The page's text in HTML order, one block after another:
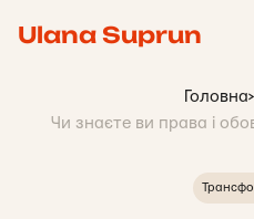
Ulana Suprun
Головна>
Чи знаєте ви права і